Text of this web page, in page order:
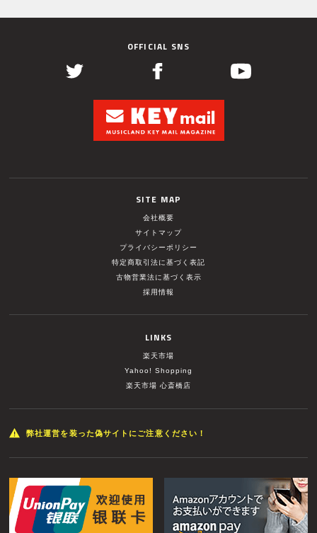
OFFICIAL SNS
SITE MAP
会社概要
サイトマップ
プライバシーポリシー
特定商取引法に基づく表記
古物営業法に基づく表示
採用情報
LINKS
楽天市場
Yahoo! Shopping
楽天市場 心斎橋店
弊社運営を装った偽サイトにご注意ください！